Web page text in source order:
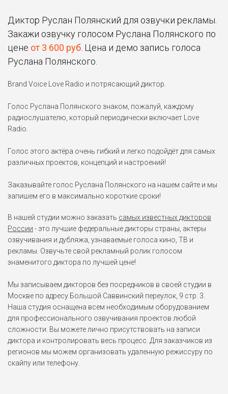
Диктор Руслан Полянский для озвучки рекламы.
Закажи озвучку голосом Руслана Полянского по
цене от 3 600 руб . Цена и демо запись голоса
Руслана Полянского.
Brand Voice Love Radio и потрясающий диктор.
Голос Руслана Полянского знаком, пожалуй, каждому
радиослушателю, который периодически включает Love
Radio.
Голос этого актёра очень гибкий и легко подойдёт для самых
различных проектов, концепций и настроений!
Заказывайте голос Руслана Полянского на нашем сайте и мы
запишем его в максимально короткие сроки!
В нашей студии можно заказать самых известных дикторов
России - это лучшие федеральные дикторы страны, актеры
озвучивания и дубляжа, узнаваемые голоса кино, ТВ и
рекламы. Озвучьте свой рекламный ролик голосом
знаменитого диктора по лучшей цене!
Мы записываем дикторов без посредников в своей студии в
Москве по адресу Большой Саввинский переулок, 9 стр. 3.
Наша студия оснащена всем необходимым оборудованием
для профессионального озвучивания проектов любой
сложности. Вы можете лично присутствовать на записи
диктора и контролировать весь процесс. Для заказчиков из
регионов мы можем организовать удаленную режиссуру по
скайпу или телефону.